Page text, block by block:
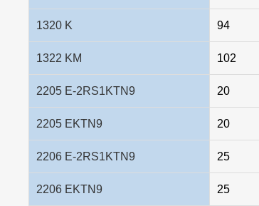
1320 K 94
1322 KM 102
2205 E-2RS1KTN9 20
2205 EKTN9 20
2206 E-2RS1KTN9 25
2206 EKTN9 25